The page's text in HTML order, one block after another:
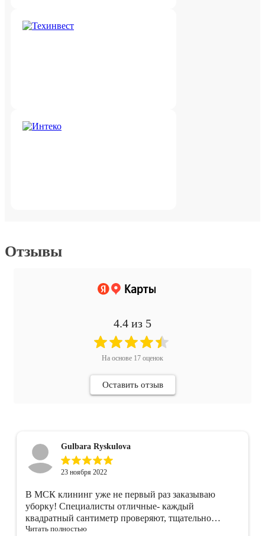
Отзывы
4.4 из 5
На основе 17 оценок
Оставить отзыв
Gulbara Ryskulova
23 ноября 2022
В МСК клининг уже не первый раз заказываю
уборку! Специалисты отличные- каждый
квадратный сантиметр проверяют, тщательно
убирают)) после них квартира ещё неделю пахнет
Читать полностью